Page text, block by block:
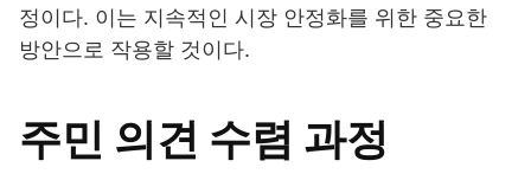
정이다. 이는 지속적인 시장 안정화를 위한 중요한
방안으로 작용할 것이다.
주민 의견 수렴 과정